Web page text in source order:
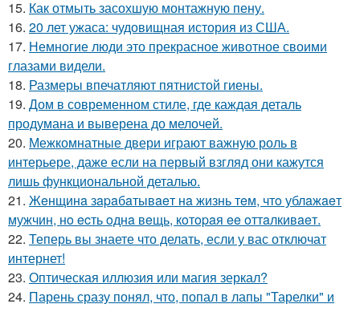
15. Как отмыть засохшую монтажную пену.
16. 20 лет ужаса: чудовищная история из США.
17. Немногие люди это прекрасное животное своими
глазами видели.
18. Размеры впечатляют пятнистой гиены.
19. Дом в современном стиле, где каждая деталь
продумана и выверена до мелочей.
20. Межкомнатные двери играют важную роль в
интерьере, даже если на первый взгляд они кажутся
лишь функциональной деталью.
21. Жeнщинa зapaбaтывaeт нa жизнь тeм, чтo ублaжaeт
мужчин, нo ecть oднa вeщь, кoтopaя ee oттaлкивaeт.
22. Теперь вы знаете что делать, если у вас отключат
интернет!
23. Оптическая иллюзия или магия зеркал?
24. Парень сразу понял, что, попал в лапы "Тарелки" и